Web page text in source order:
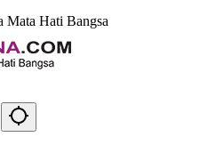
Mata Hati Bangsa